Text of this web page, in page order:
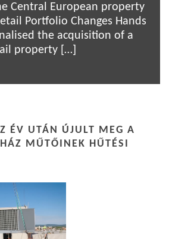
Central European property
Portfolio Changes Hands
the acquisition of a
property […]
ÉV UTÁN ÚJULT MEG A
MŰTŐINEK HŰTÉSI